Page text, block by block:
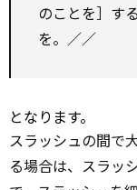
のことを］す
を。／／
となります。
スラッシュの間で
る場合は、スラッ